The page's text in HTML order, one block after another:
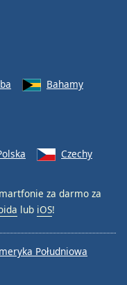
Bahamy
Czechy
za darmo za
lub iOS!
Południowa